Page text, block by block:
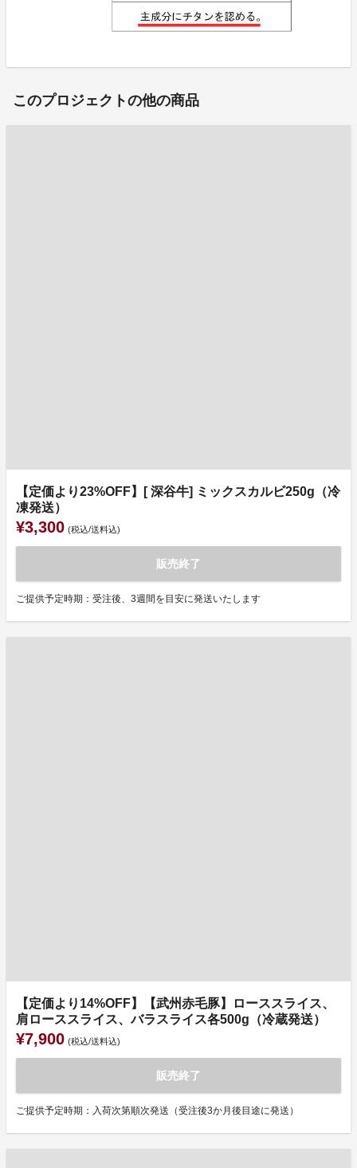
このプロジェクトの他の商品
【定価より23%OFF】[ 深谷牛] ミックスカルビ250g（冷
凍発送）
¥3,300 (税込/送料込)
販売終了
ご提供予定時期：受注後、3週間を目安に発送いたします
【定価より14%OFF】【武州赤毛豚】ローススライス、
肩ローススライス、バラスライス各500g（冷蔵発送）
¥7,900 (税込/送料込)
販売終了
ご提供予定時期：入荷次第順次発送（受注後3か月後目途に発送）